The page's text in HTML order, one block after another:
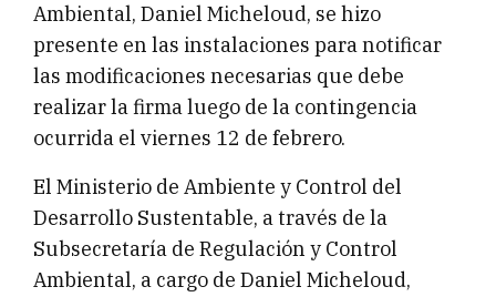
Ambiental, Daniel Micheloud, se hizo
presente en las instalaciones para notificar
las modificaciones necesarias que debe
realizar la firma luego de la contingencia
ocurrida el viernes 12 de febrero.
El Ministerio de Ambiente y Control del
Desarrollo Sustentable, a través de la
Subsecretaría de Regulación y Control
Ambiental, a cargo de Daniel Micheloud,